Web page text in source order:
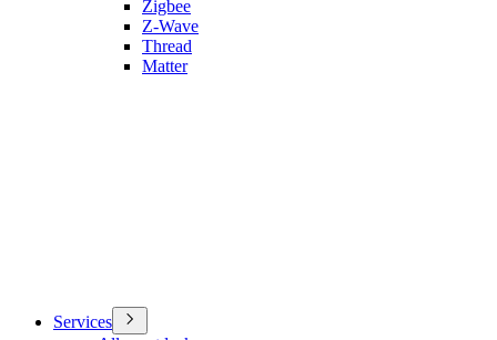
Zigbee
Z-Wave
Thread
Matter
Services